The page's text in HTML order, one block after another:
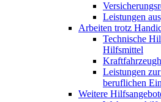
Leistungen
Arbeiten trotz
Technische
Hilfsmittel
Leistungen
beruflichen
Weitere